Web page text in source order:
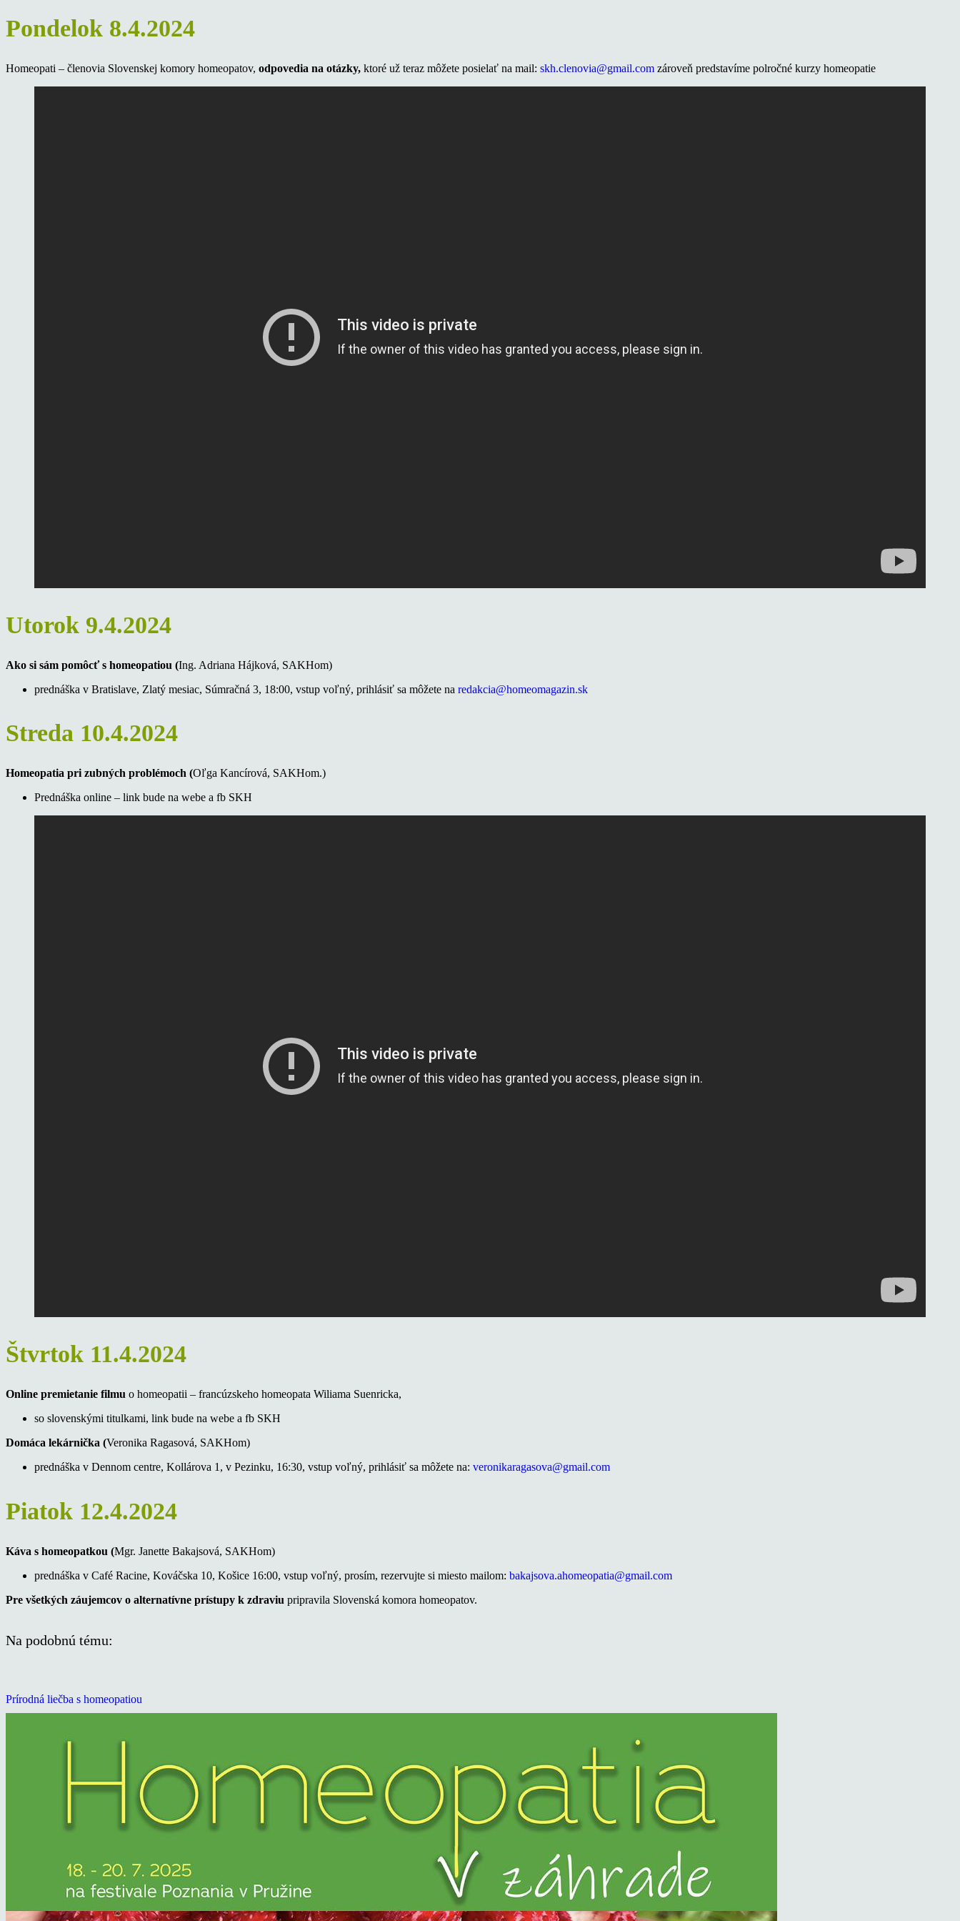
Pondelok 8.4.2024
Homeopati – členovia Slovenskej komory homeopatov, odpovedia na otázky, ktoré už teraz môžete posielať na mail: skh.clenovia@gmail.com zároveň predstavíme polročné kurzy homeopatie
Utorok 9.4.2024
Ako si sám pomôcť s homeopatiou (Ing. Adriana Hájková, SAKHom)
prednáška v Bratislave, Zlatý mesiac, Súmračná 3, 18:00, vstup voľný, prihlásiť sa môžete na redakcia@homeomagazin.sk
Streda 10.4.2024
Homeopatia pri zubných problémoch (Oľga Kancírová, SAKHom.)
Prednáška online – link bude na webe a fb SKH
Štvrtok 11.4.2024
Online premietanie filmu o homeopatii – francúzskeho homeopata Wiliama Suenricka,
so slovenskými titulkami, link bude na webe a fb SKH
Domáca lekárnička (Veronika Ragasová, SAKHom)
prednáška v Dennom centre, Kollárova 1, v Pezinku, 16:30, vstup voľný, prihlásiť sa môžete na: veronikaragasova@gmail.com
Piatok 12.4.2024
Káva s homeopatkou (Mgr. Janette Bakajsová, SAKHom)
prednáška v Café Racine, Kováčska 10, Košice 16:00, vstup voľný, prosím, rezervujte si miesto mailom: bakajsova.ahomeopatia@gmail.com
Pre všetkých záujemcov o alternatívne prístupy k zdraviu pripravila Slovenská komora homeopatov.
Na podobnú tému:
Prírodná liečba s homeopatiou